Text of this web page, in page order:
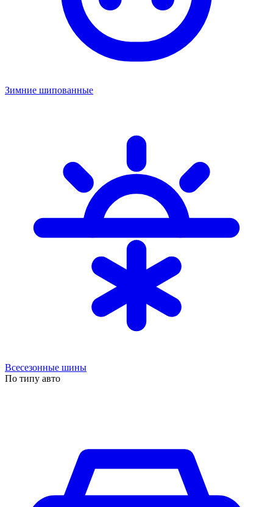
Зимние шипованные
Всесезонные шины
По типу авто